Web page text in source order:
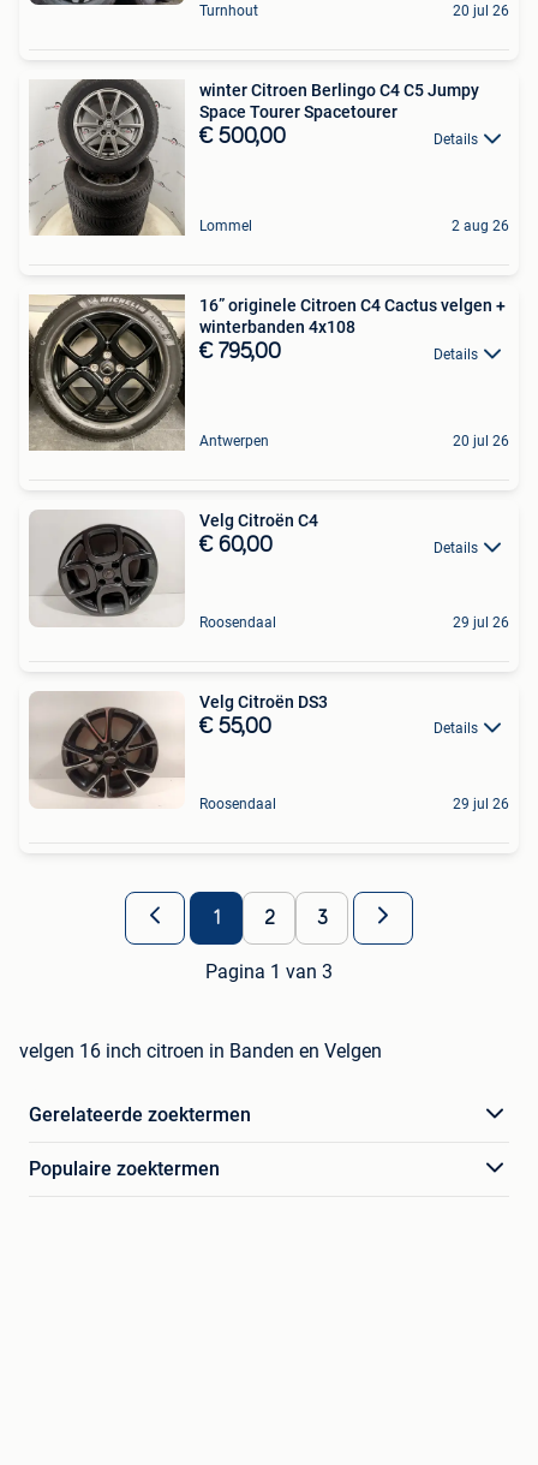
Turnhout 20 jul 26
winter Citroen Berlingo C4 C5 Jumpy
Space Tourer Spacetourer
€ 500,00 Details
Lommel 2 aug 26
16” originele Citroen C4 Cactus velgen +
winterbanden 4x108
€ 795,00 Details
Antwerpen 20 jul 26
Velg Citroën C4
€ 60,00 Details
Roosendaal 29 jul 26
Velg Citroën DS3
€ 55,00 Details
Roosendaal 29 jul 26
1 2 3
Pagina 1 van 3
velgen 16 inch citroen in Banden en Velgen
Gerelateerde zoektermen
Populaire zoektermen